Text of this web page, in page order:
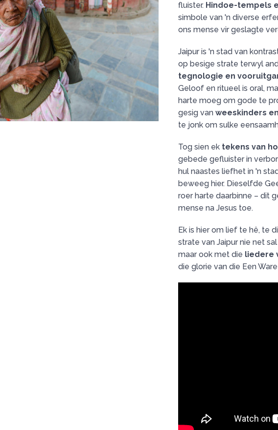
fluister. Hindoe-tempels
simbole van 'n diverse
ons mense vir geslagte
Jaipur is 'n stad van
op besige strate terwyl
tegnologie en
Geloof en ritueel is oral,
harte moeg om gode te
gesig van weeskinders
te jonk om sulke
Tog sien ek tekens van
gebede gefluister in
hul naastes liefhet in 'n
beweeg hier. Dieselfde
roer harte daarbinne – dit
mense na Jesus toe.
Ek is hier om lief te hê, te
strate van Jaipur nie net
maar ook met die liedere
die glorie van die Een